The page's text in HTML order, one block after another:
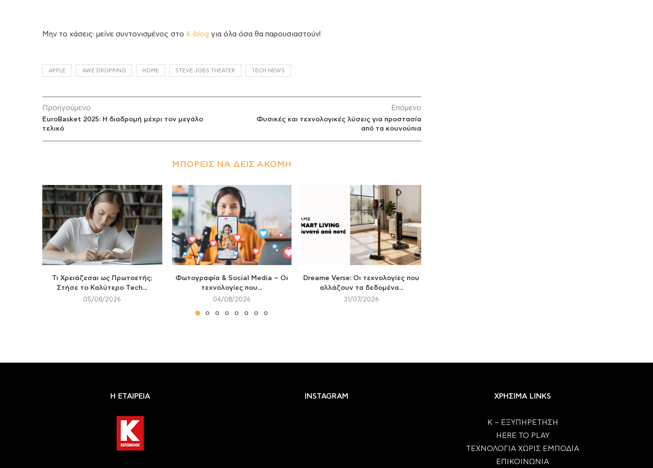
Μην το χάσεις: μείνε συντονισμένος στο K-blog για όλα όσα θα παρουσιαστούν!
APPLE AWE DROPPING HOME STEVE JOBS THEATER TECH NEWS
Προηγούμενο
EuroBasket 2025: Η διαδρομή μέχρι τον μεγάλο
τελικό
Επόμενο
Φυσικές και τεχνολογικές λύσεις για προστασία
από τα κουνούπια
ΜΠΟΡΕΊΣ ΝΑ ΔΕΙΣ ΑΚΌΜΗ
Τι Χρειάζεσαι ως Πρωτοετής;
Στήσε το Καλύτερο Tech...
05/08/2026
Φωτογραφία & Social Media – Οι
τεχνολογίες που...
04/08/2026
Dreame Verse: Οι τεχνολογίες που
αλλάζουν τα δεδομένα...
31/07/2026
Η ΕΤΑΙΡΕΙΑ INSTAGRAM ΧΡΗΣΙΜΑ LINKS
Κ – ΕΞΥΠΗΡΕΤΗΣΗ
HERE TO PLAY
ΤΕΧΝΟΛΟΓΙΑ ΧΩΡΙΣ ΕΜΠΟΔΙΑ
ΕΠΙΚΟΙΝΩΝΙΑ